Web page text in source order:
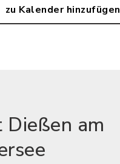
zu Kalender hinzufügen
Dießen am